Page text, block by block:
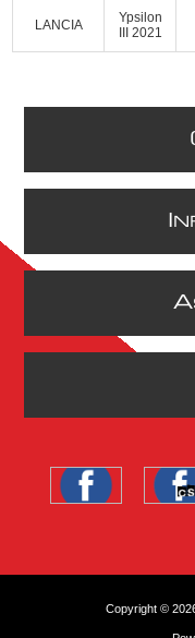
LANCIA
Ypsilon
III 2021
A
Copyright ©